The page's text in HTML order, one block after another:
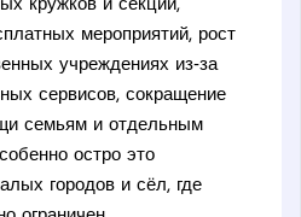
кружков и секций,
мероприятий, рост
учреждениях из‑за
сервисов, сокращение
семьям и отдельным
остро это
городов и сёл, где